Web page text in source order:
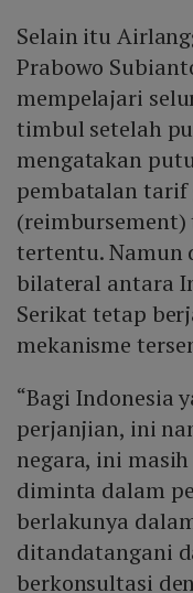
Selain itu
Prabowo
mempelajari
timbul setelah
mengatakan
pembatalan tarif
tertentu. Namun
bilateral antara
Serikat tetap
mekanisme
“Bagi Indonesia
perjanjian, ini
negara, ini
diminta dalam
berlakunya
ditandatangani
berkonsultasi